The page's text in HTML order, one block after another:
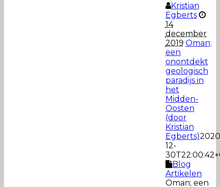
Kristian
Egberts
14
december
2019 Oman;
een
onontdekt
geologisch
paradijs in
het
Midden-
Oosten
(door
Kristian
Egberts)
12-
Blog
Artikelen
Oman; een